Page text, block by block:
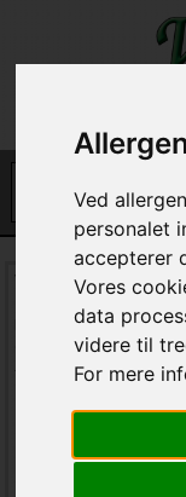
Ved
personalet
accepterer
Vores
data
videre til
For mere
Venezia Pizzaria
Klarupvej 33 A
9270 Klarup
tlf. :98318880
Restaurant